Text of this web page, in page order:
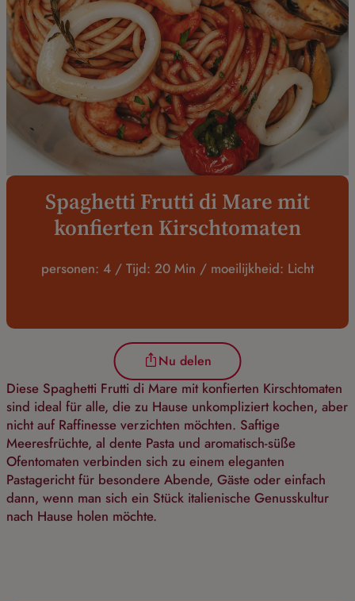
Spaghetti Frutti di Mare mit
konfierten Kirschtomaten
personen: 4 / Tijd: 20 Min / moeilijkheid: Licht
Nu delen
Diese Spaghetti Frutti di Mare mit konfierten Kirschtomaten
sind ideal für alle, die zu Hause unkompliziert kochen, aber
nicht auf Raffinesse verzichten möchten. Saftige
Meeresfrüchte, al dente Pasta und aromatisch-süße
Ofentomaten verbinden sich zu einem eleganten
Pastagericht für besondere Abende, Gäste oder einfach
dann, wenn man sich ein Stück italienische Genusskultur
nach Hause holen möchte.